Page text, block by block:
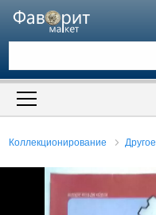
Искать также в описании
Коллекционирование Другое